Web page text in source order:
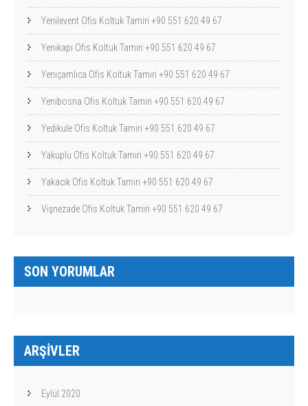
Yenilevent Ofis Koltuk Tamiri +90 551 620 49 67
Yenikapı Ofis Koltuk Tamiri +90 551 620 49 67
Yeniçamlıca Ofis Koltuk Tamiri +90 551 620 49 67
Yenibosna Ofis Koltuk Tamiri +90 551 620 49 67
Yedikule Ofis Koltuk Tamiri +90 551 620 49 67
Yakuplu Ofis Koltuk Tamiri +90 551 620 49 67
Yakacık Ofis Koltuk Tamiri +90 551 620 49 67
Vişnezade Ofis Koltuk Tamiri +90 551 620 49 67
SON YORUMLAR
ARŞIVLER
Eylül 2020